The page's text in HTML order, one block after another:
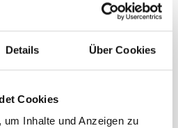
Details Über Cookies
Cookies
Inhalte und Anzeigen zu
Sie